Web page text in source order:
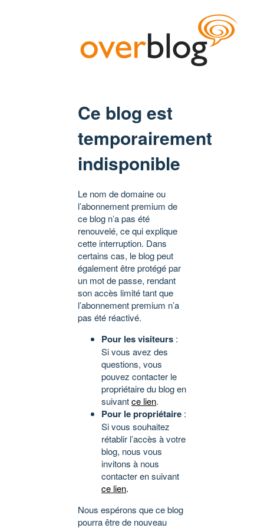
Ce blog est
temporairement
indisponible
Le nom de domaine ou
l’abonnement premium de
ce blog n’a pas été
renouvelé, ce qui explique
cette interruption. Dans
certains cas, le blog peut
également être protégé par
un mot de passe, rendant
son accès limité tant que
l’abonnement premium n’a
pas été réactivé.
Pour les visiteurs :
Si vous avez des
questions, vous
pouvez contacter le
propriétaire du blog en
suivantce lien.
Pour le propriétaire :
Si vous souhaitez
rétablir l’accès à votre
blog, nous vous
invitons à nous
contacter en suivant
ce lien.
Nous espérons que ce blog
pourra être de nouveau